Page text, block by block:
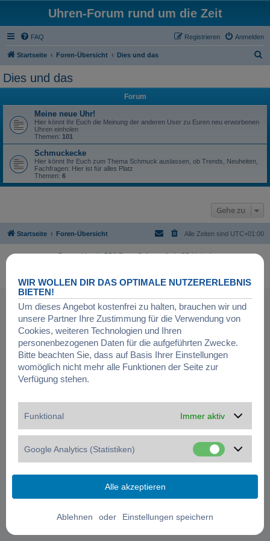
Uhren-Forum rund um die Zeit
FAQ Anmelden
Registrieren
Startseite Foren-Übersicht Dies und das
Dies und das
Forum
Meine neue Uhr!
Hier könnt Ihr Euch die Meinung der anderen User zu Euren neu erworbenen
Uhren einholen
Themen: 101
Schmuckecke
Hier könnt Ihr Euch zum Thema Schmuck auslassen, ob Trends, Neuheiten,
Fachfragen: Hier ist für alles Platz
Themen: 6
Gehe zu
Startseite Foren-Übersicht Alle Zeiten sind UTC+01:00
Powered byphpBB® Forum Software © phpBB Limited
WIR WOLLEN DIR DAS OPTIMALE NUTZERERLEBNIS
BIETEN!
Um dieses Angebot kostenfrei zu halten, brauchen wir und
unsere Partner Ihre Zustimmung für die Verwendung von
Cookies, weiteren Technologien und Ihren
personenbezogenen Daten für die aufgeführten Zwecke.
Bitte beachten Sie, dass auf Basis Ihrer Einstellungen
womöglich nicht mehr alle Funktionen der Seite zur
Verfügung stehen.
Funktional Immer aktiv
Google Analytics (Statistiken)
oder